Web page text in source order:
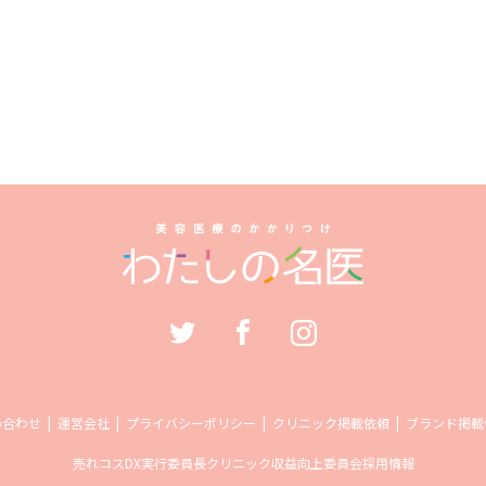
わせ 運営会社 プライバシーポリシー クリニック掲載依頼 ブランド掲
売れコスDX実行委員長クリニック収益向上委員会採用情報